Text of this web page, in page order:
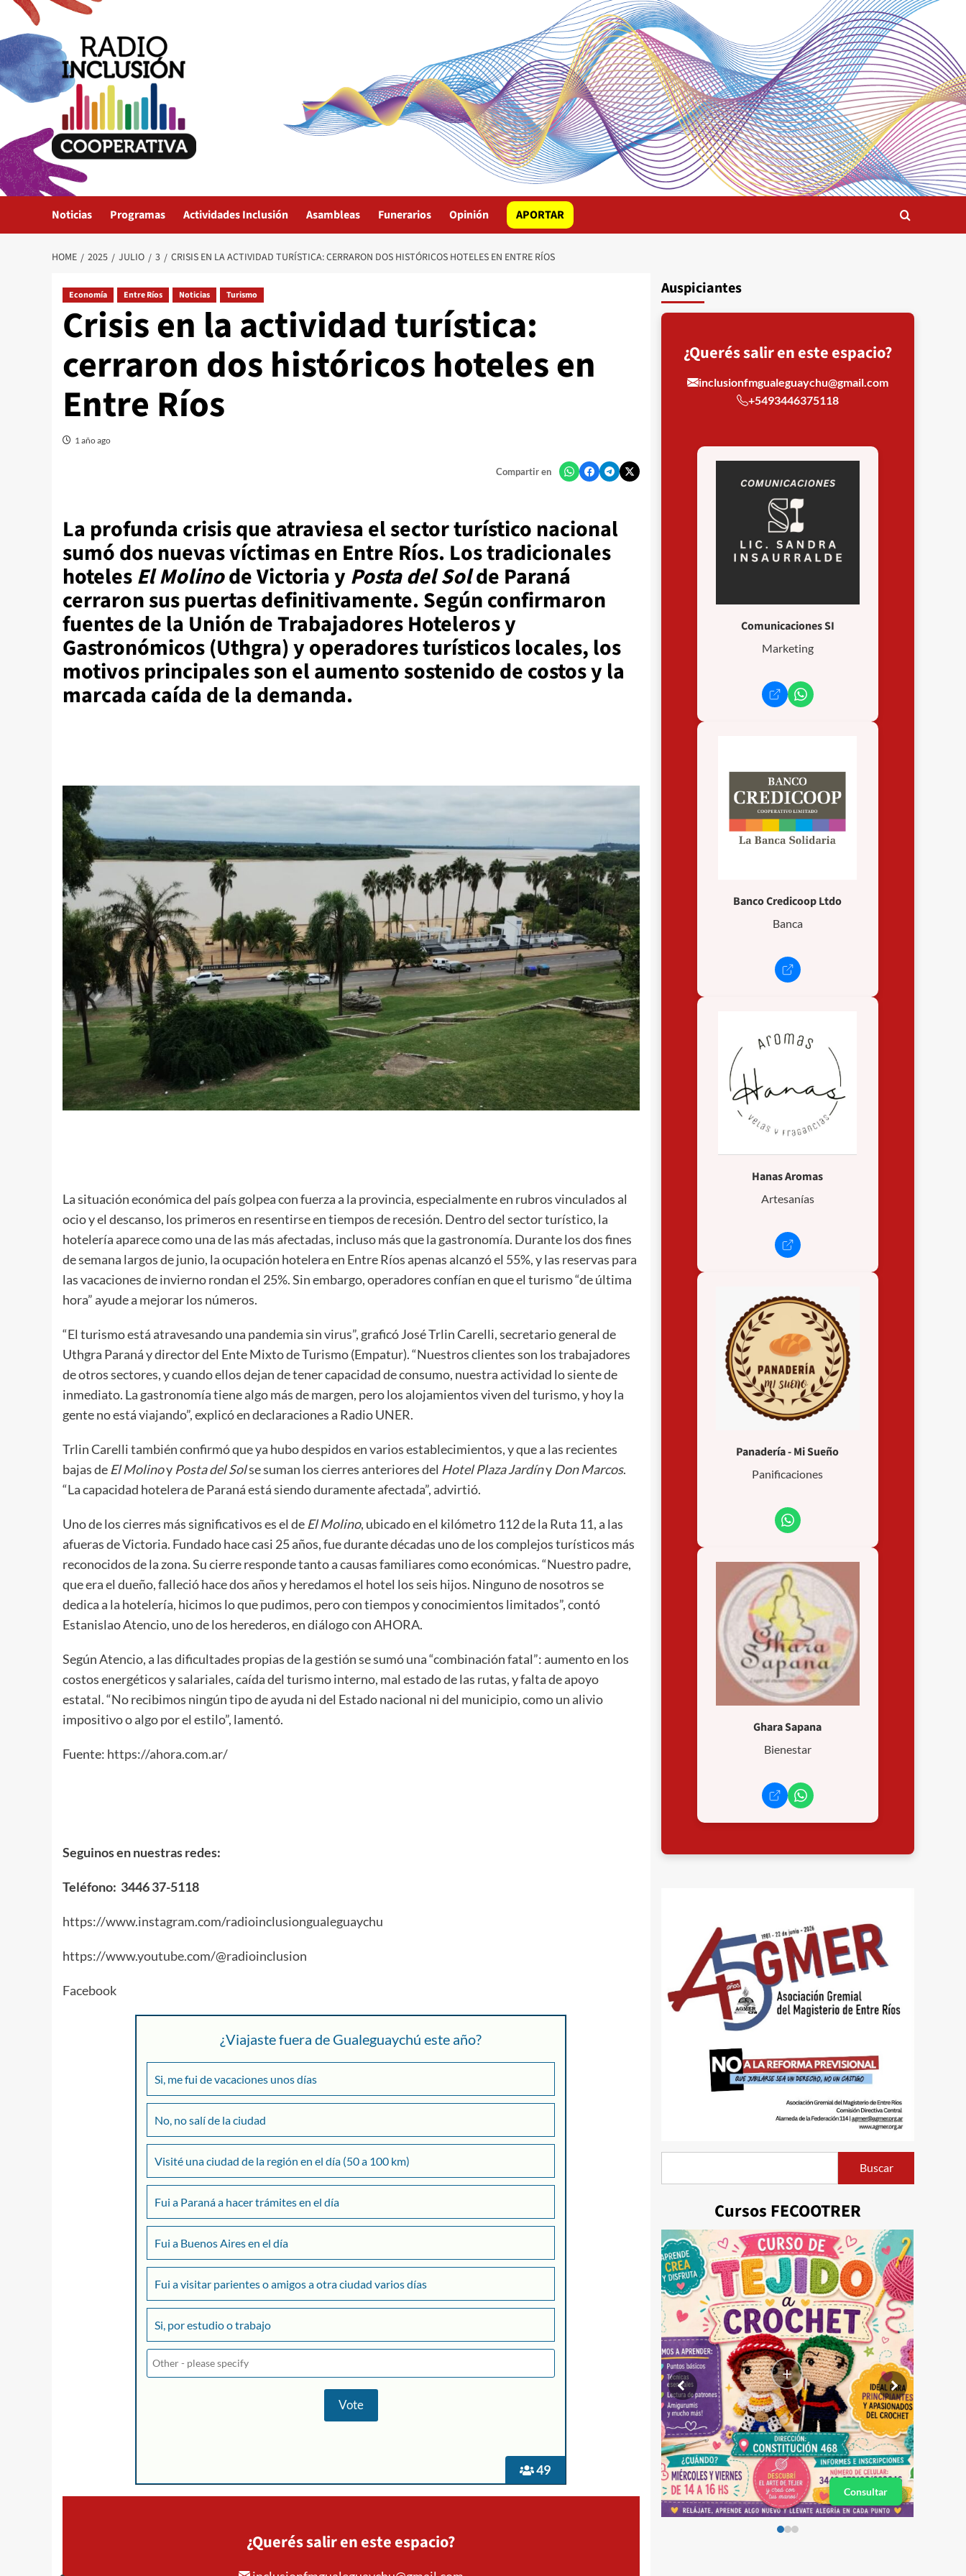
Skip
content
Noticias Programas Actividades Inclusión Asambleas Funerarios Opinión APORTAR
HOME 2025 JULIO 3 CRISIS EN LA ACTIVIDAD TURÍSTICA: CERRARON DOS HISTÓRICOS HOTELES EN ENTRE RÍOS
Economía Entre Ríos Noticias Turismo
Crisis en la actividad turística:
cerraron dos históricos hoteles en
Entre Ríos
1 año ago
Compartir en
La profunda crisis que atraviesa el sector turístico nacional
sumó dos nuevas víctimas en Entre Ríos. Los tradicionales
hotelesEl Molinode Victoria yPosta del Solde Paraná
cerraron sus puertas definitivamente. Según confirmaron
fuentes de la Unión de Trabajadores Hoteleros y
Gastronómicos (Uthgra) y operadores turísticos locales, los
motivos principales son el aumento sostenido de costos y la
marcada caída de la demanda.
La situación económica del país golpea con fuerza a la provincia, especialmente en rubros vinculados al
ocio y el descanso, los primeros en resentirse en tiempos de recesión. Dentro del sector turístico, la
hotelería aparece como una de las más afectadas, incluso más que la gastronomía. Durante los dos fines
de semana largos de junio, la ocupación hotelera en Entre Ríos apenas alcanzó el 55%, y las reservas para
las vacaciones de invierno rondan el 25%. Sin embargo, operadores confían en que el turismo “de última
hora” ayude a mejorar los números.
“El turismo está atravesando una pandemia sin virus”, graficó José Trlin Carelli, secretario general de
Uthgra Paraná y director del Ente Mixto de Turismo (Empatur). “Nuestros clientes son los trabajadores
de otros sectores, y cuando ellos dejan de tener capacidad de consumo, nuestra actividad lo siente de
inmediato. La gastronomía tiene algo más de margen, pero los alojamientos viven del turismo, y hoy la
gente no está viajando”, explicó en declaraciones a Radio UNER.
Trlin Carelli también confirmó que ya hubo despidos en varios establecimientos, y que a las recientes
bajas de El Molinoy Posta del Solse suman los cierres anteriores del Hotel Plaza Jardíny Don Marcos.
“La capacidad hotelera de Paraná está siendo duramente afectada”, advirtió.
Uno de los cierres más significativos es el de El Molino, ubicado en el kilómetro 112 de la Ruta 11, a las
afueras de Victoria. Fundado hace casi 25 años, fue durante décadas uno de los complejos turísticos más
reconocidos de la zona. Su cierre responde tanto a causas familiares como económicas. “Nuestro padre,
que era el dueño, falleció hace dos años y heredamos el hotel los seis hijos. Ninguno de nosotros se
dedica a la hotelería, hicimos lo que pudimos, pero con tiempos y conocimientos limitados”, contó
Estanislao Atencio, uno de los herederos, en diálogo con AHORA.
Según Atencio, a las dificultades propias de la gestión se sumó una “combinación fatal”: aumento en los
costos energéticos y salariales, caída del turismo interno, mal estado de las rutas, y falta de apoyo
estatal. “No recibimos ningún tipo de ayuda ni del Estado nacional ni del municipio, como un alivio
impositivo o algo por el estilo”, lamentó.
Fuente: https://ahora.com.ar/
Seguinos en nuestras redes:
Teléfono: 3446 37-5118
https://www.instagram.com/radioinclusiongualeguaychu
https://www.youtube.com/@radioinclusion
Facebook
49
¿Viajaste fuera de Gualeguaychú este año?
Si, me fui de vacaciones unos días
No, no salí de la ciudad
Visité una ciudad de la región en el día (50 a 100 km)
Fui a Paraná a hacer trámites en el día
Fui a Buenos Aires en el día
Fui a visitar parientes o amigos a otra ciudad varios días
Si, por estudio o trabajo
¿Querés salir en este espacio?
Auspiciantes
¿Querés salir en este espacio?
inclusionfmgualeguaychu@gmail.com
+5493446375118
Comunicaciones SI
Marketing
Banco Credicoop Ltdo
Banca
Hanas Aromas
Artesanías
Panadería - Mi Sueño
Panificaciones
Ghara Sapana
Bienestar
Buscar
Cursos FECOOTRER
+ +
Consultar